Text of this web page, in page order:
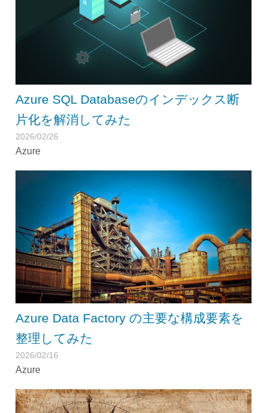
Azure SQL Databaseのインデックス断
片化を解消してみた
2026/02/26
Azure
Azure Data Factory の主要な構成要素を
整理してみた
2026/02/16
Azure